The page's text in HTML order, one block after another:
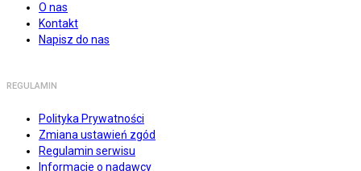
O nas
Kontakt
Napisz do nas
REGULAMIN
Polityka Prywatności
Zmiana ustawień zgód
Regulamin serwisu
Informacje o nadawcy